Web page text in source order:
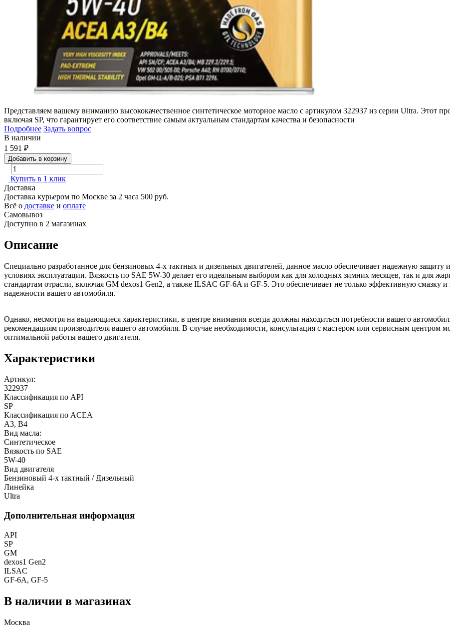
Представляем вашему вниманию высококачественное синтетическое моторное масло с артикулом 322937 из серии Ultra. Этот
включая SP, что гарантирует его соответствие самым актуальным стандартам качества и безопасности
Подробнее Задать вопрос
В наличии
1 591 ₽
Добавить в корзину
Купить в 1 клик
Доставка
Доставка курьером по Москве за 2 часа 500 руб.
Всё о доставке и оплате
Самовывоз
Доступно в 2 магазинах
Описание
Специально разработанное для бензиновых 4-х тактных и дизельных двигателей, данное масло обеспечивает надежную
условиях эксплуатации. Вязкость по SAE 5W-30 делает его идеальным выбором как для холодных зимних месяцев, так и для
стандартам отрасли, включая GM dexos1 Gen2, а также ILSAC GF-6A и GF-5. Это обеспечивает не только эффективную смазку и
надежности вашего автомобиля.
Однако, несмотря на выдающиеся характеристики, в центре внимания всегда должны находиться потребности вашего
рекомендациям производителя вашего автомобиля. В случае необходимости, консультация с мастером или сервисным центром
оптимальной работы вашего двигателя.
Характеристики
Артикул:
322937
Классификация по API
SP
Классификация по ACEA
A3, B4
Вид масла:
Синтетическое
Вязкость по SAE
5W-40
Вид двигателя
Бензиновый 4-х тактный / Дизельный
Линейка
Ultra
Дополнительная информация
API
SP
GM
dexos1 Gen2
ILSAC
GF-6A, GF-5
В наличии в магазинах
Москва